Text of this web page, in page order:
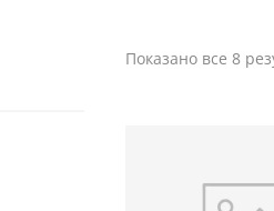
Показано все 8